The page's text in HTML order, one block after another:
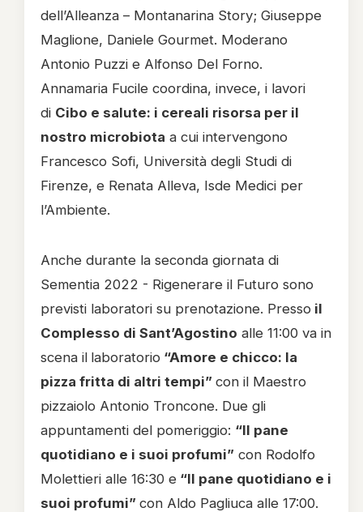
dell’Alleanza – Montanarina Story; Giuseppe
Maglione, Daniele Gourmet. Moderano
Antonio Puzzi e Alfonso Del Forno.
Annamaria Fucile coordina, invece, i lavori
di Cibo e salute: i cereali risorsa per il
nostro microbiota a cui intervengono
Francesco Sofi, Università degli Studi di
Firenze, e Renata Alleva, Isde Medici per
l’Ambiente.
Anche durante la seconda giornata di
Sementia 2022 - Rigenerare il Futuro sono
previsti laboratori su prenotazione. Presso il
Complesso di Sant’Agostino alle 11:00 va in
scena il laboratorio “Amore e chicco: la
pizza fritta di altri tempi” con il Maestro
pizzaiolo Antonio Troncone. Due gli
appuntamenti del pomeriggio: “Il pane
quotidiano e i suoi profumi” con Rodolfo
Molettieri alle 16:30 e “Il pane quotidiano e i
suoi profumi” con Aldo Pagliuca alle 17:00.